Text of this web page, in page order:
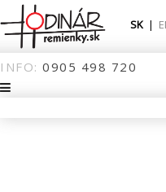
INFO: 0905 498 720
SK |